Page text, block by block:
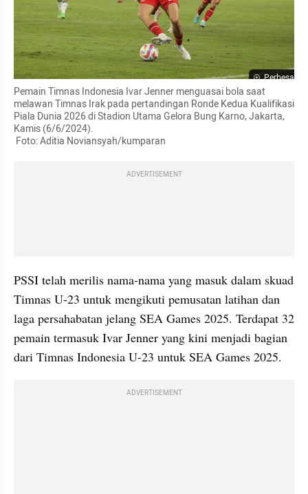
Perbesar
Pemain Timnas Indonesia Ivar Jenner menguasai bola saat
melawan Timnas Irak pada pertandingan Ronde Kedua Kualifikasi
Piala Dunia 2026 di Stadion Utama Gelora Bung Karno, Jakarta,
Kamis (6/6/2024).
Foto: Aditia Noviansyah/kumparan
ADVERTISEMENT
PSSI telah merilis nama-nama yang masuk dalam skuad
Timnas U-23 untuk mengikuti pemusatan latihan dan
laga persahabatan jelang SEA Games 2025. Terdapat 32
pemain termasuk Ivar Jenner yang kini menjadi bagian
dari Timnas Indonesia U-23 untuk SEA Games 2025.
ADVERTISEMENT